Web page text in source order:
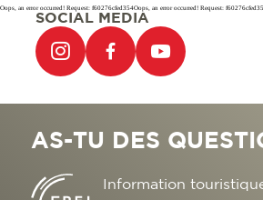
Oops, an error occurred! Request: f60276cfed354Oops, an error occurred! Request:
SOCIAL MEDIA
AS-TU DES
Information